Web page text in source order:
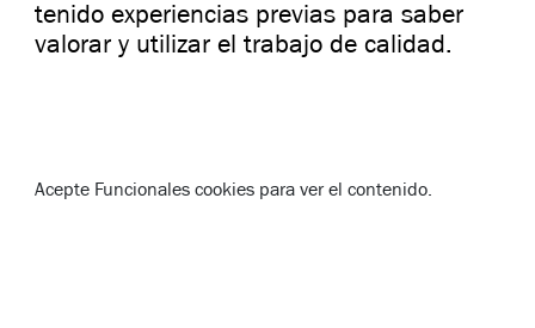
tenido experiencias previas para saber
valorar y utilizar el trabajo de calidad.
Acepte Funcionales cookies para ver el contenido.